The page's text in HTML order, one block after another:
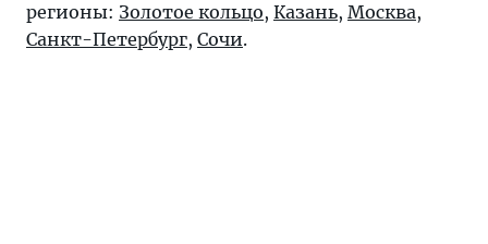
регионы: Золотое кольцо, Казань, Москва,
Санкт-Петербург, Сочи.